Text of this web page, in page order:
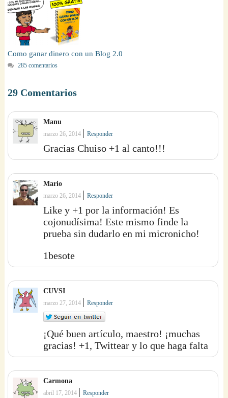
Como ganar dinero con un Blog 2.0
285 comentarios
29 Comentarios
Manu
marzo 26, 2014 |Responder
Gracias Chuiso +1 al canto!!!
Mario
marzo 26, 2014 |Responder
Like y +1 por la información! Es
cojonudísima! Este mismo finde la
prueba sin dudarlo en mi micronicho!
1besote
CUVSI
marzo 27, 2014 |Responder
¡Qué buen artículo, maestro! ¡muchas
gracias! +1, Twittear y lo que haga falta
Carmona
abril 17, 2014 |Responder